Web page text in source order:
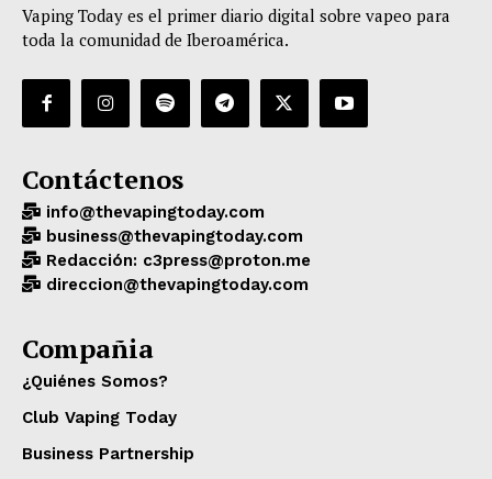
Vaping Today es el primer diario digital sobre vapeo para
toda la comunidad de Iberoamérica.
Contáctenos
info@thevapingtoday.com
business@thevapingtoday.com
Redacción: c3press@proton.me
direccion@thevapingtoday.com
Compañia
¿Quiénes Somos?
Club Vaping Today
Business Partnership